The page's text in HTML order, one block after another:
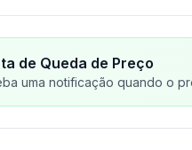
de Queda de Preço
uma notificação quando o